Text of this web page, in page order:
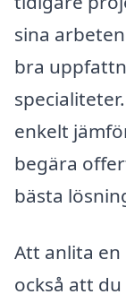
sina
bra
enkelt
begära
bästa
Att anlita en
också att